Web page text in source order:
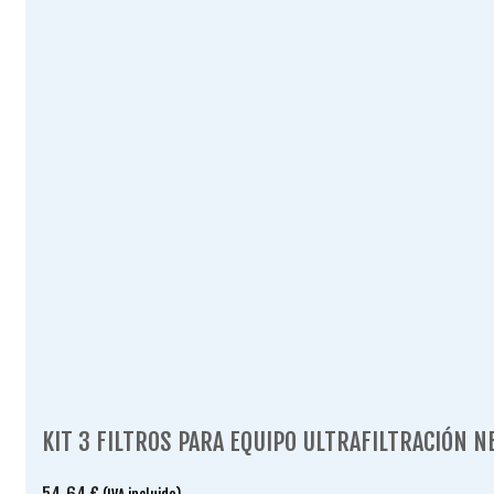
KIT 3 FILTROS PARA EQUIPO ULTRAFILTRACIÓN